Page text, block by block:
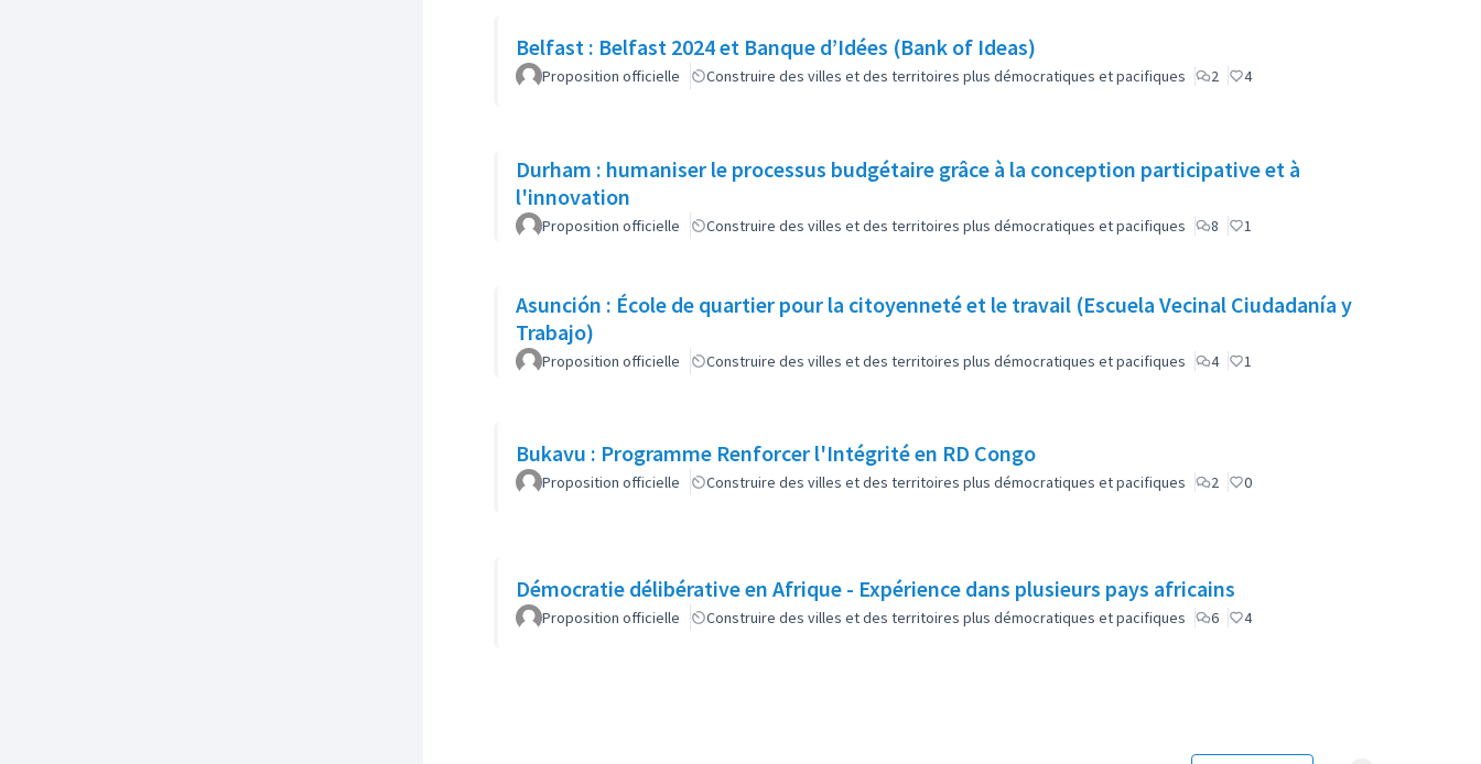
Belfast : Belfast 2024 et Banque d’Idées (Bank of Ideas)
Proposition officielle Construire des villes et des territoires plus démocratiques et pacifiques 2 4
Durham : humaniser le processus budgétaire grâce à la conception participative et à
l'innovation
Proposition officielle Construire des villes et des territoires plus démocratiques et pacifiques 8 1
Asunción : École de quartier pour la citoyenneté et le travail (Escuela Vecinal Ciudadanía y
Trabajo)
Proposition officielle Construire des villes et des territoires plus démocratiques et pacifiques 4 1
Bukavu : Programme Renforcer l'Intégrité en RD Congo
Proposition officielle Construire des villes et des territoires plus démocratiques et pacifiques 2 0
Démocratie délibérative en Afrique - Expérience dans plusieurs pays africains
Proposition officielle Construire des villes et des territoires plus démocratiques et pacifiques 6 4